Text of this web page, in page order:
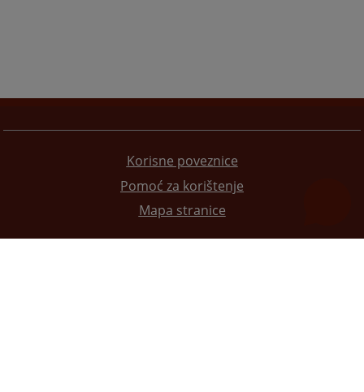
Korisne poveznice
Pomoć za korištenje
Mapa stranice